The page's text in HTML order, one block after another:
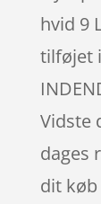
hvid 9
tilføjet
Vidste
dages
dit